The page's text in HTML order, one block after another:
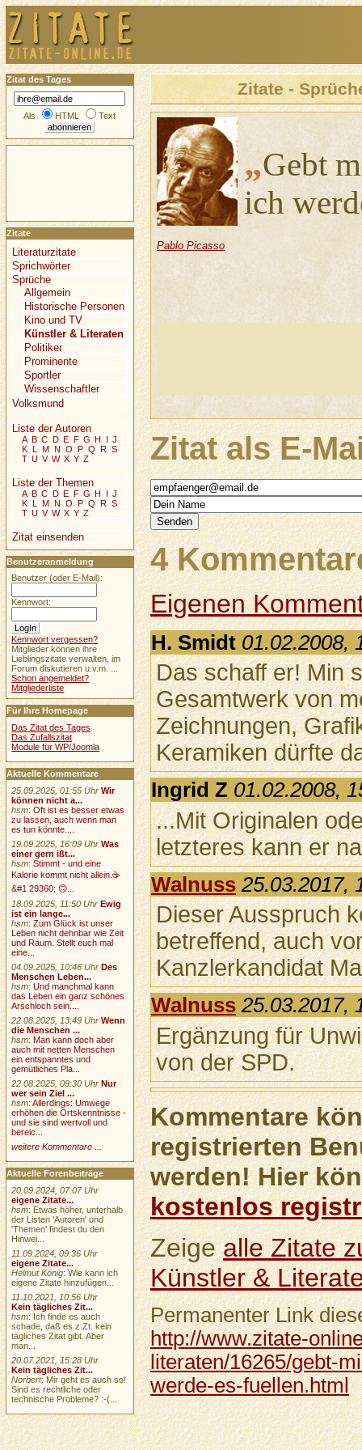
Zitate -
„Gebt
ich
Pablo Picasso
Zitat als E-
4
Eigenen
H. Smidt 01.02.2008,
Das schaff er! Min
Gesamtwerk von
Zeichnungen,
Keramiken dürfte
Ingrid Z 01.02.2008,
...Mit Originalen
letzteres kann er
Walnuss 25.03.2017,
Dieser Ausspruch
betreffend, auch
Kanzlerkandidat
Walnuss 25.03.2017,
Ergänzung für
von der SPD.
Kommentare
registrierten
werden! Hier
kostenlos
Zeigealle Zitate
Künstler &
Permanenter Link
http://www.zitate-
literaten/16265/gebt-
werde-es-fuellen.html
Zitat des Tages
Als HTML Text
Zitate
Literaturzitate
Sprichwörter
Sprüche
Allgemein
Historische Personen
Kino und TV
Künstler & Literaten
Politiker
Prominente
Sportler
Wissenschaftler
Volksmund
Liste der Autoren
A B C D E F G H I J
K L M N O P Q R S
T U V W X Y Z
Liste der Themen
A B C D E F G H I J
K L M N O P Q R S
T U V W X Y Z
Zitat einsenden
Benutzeranmeldung
Benutzer (oder E-Mail):
Kennwort:
Kennwort vergessen?
Mitglieder können ihre
Lieblingszitate verwalten, im
Forum diskutieren u.v.m. ...
Schon angemeldet?
Mitgliederliste
Für Ihre Homepage
Das Zitat des Tages
Das Zufallszitat
Module für WP/Joomla
Aktuelle Kommentare
25.09.2025, 01:55 Uhr Wir
können nicht a...
hsm:Oft ist es besser etwas
zu lassen, auch wenn man
es tun könnte....
19.09.2025, 16:09 Uhr Was
einer gern ißt...
hsm:Stimmt - und eine
Kalorie kommt nicht allein.☕
&#1 29360; 🙃...
18.09.2025, 11:50 Uhr Ewig
ist ein lange...
hsm:Zum Glück ist unser
Leben nicht dehnbar wie Zeit
und Raum. Stellt euch mal
eine...
04.09.2025, 10:46 Uhr Des
Menschen Leben...
hsm:Und manchmal kann
das Leben ein ganz schönes
Arschloch sein....
22.08.2025, 13:49 Uhr Wenn
die Menschen ...
hsm:Man kann doch aber
auch mit netten Menschen
ein entspanntes und
gemütliches Pla...
22.08.2025, 09:30 Uhr Nur
wer sein Ziel ...
hsm:Allerdings: Umwege
erhöhen die Ortskenntnisse -
und sie sind wertvoll und
bereic...
weitere Kommentare ...
Aktuelle Forenbeiträge
20.09.2024, 07:07 Uhr
eigene Zitate...
hsm: Etwas höher, unterhalb
der Listen 'Autoren' und
'Themen' findest du den
Hinwei...
11.09.2024, 09:36 Uhr
eigene Zitate...
Helmut König: Wie kann ich
eigene Zitate hinzufügen...
11.10.2021, 10:56 Uhr
Kein tägliches Zit...
hsm: Ich finde es auch
schade, daß es z.Zt. kein
tägliches Zitat gibt. Aber
man...
20.07.2021, 15:28 Uhr
Kein tägliches Zit...
Norbert: Mir geht es auch so!
Sind es rechtliche oder
technische Probleme? :-(...